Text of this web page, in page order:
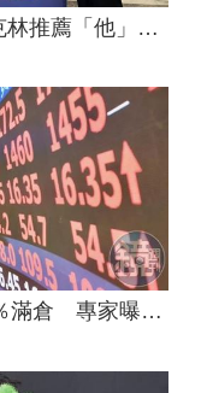
不是只有AI！富蘭克林推薦「他」紅利更多
台股急跌逆勢買95％滿倉 專家曝操作手法